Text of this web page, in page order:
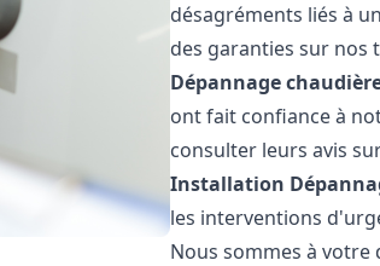
désagréments liés à
des garanties sur
Dépannage
ont fait confiance à
consulter leurs avis
Installation
les interventions
Nous sommes à